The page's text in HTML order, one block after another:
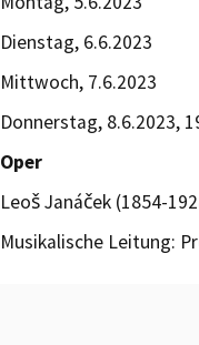
Dienstag, 6.6.2023
Mittwoch, 7.6.2023
Donnerstag, 8.6.2023,
Oper
Leoš Janáček (1854-
Musikalische Leitung: